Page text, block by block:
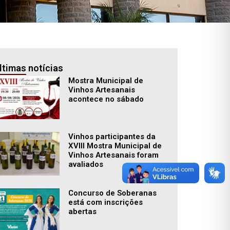
notícias
Mostra Municipal de
Vinhos Artesanais
acontece no sábado
Vinhos participantes da
XVIII Mostra Municipal de
Vinhos Artesanais foram
avaliados
Concurso de Soberanas
está com inscrições
abertas